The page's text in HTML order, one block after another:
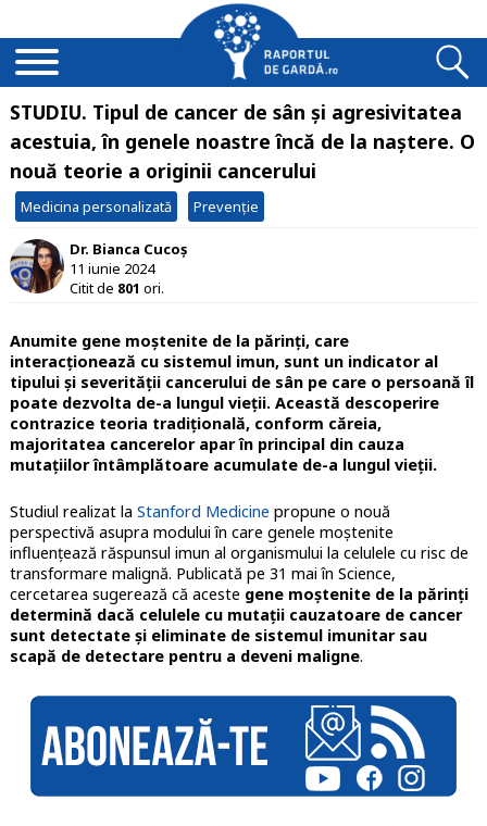
STUDIU. Tipul de cancer de sân și agresivitatea
acestuia, în genele noastre încă de la naştere. O
nouă teorie a originii cancerului
Medicina personalizată Prevenție
Dr. Bianca Cucoș
11 iunie 2024
Citit de 801 ori.
Anumite gene moștenite de la părinți, care
interacționează cu sistemul imun, sunt un indicator al
tipului și severității cancerului de sân pe care o persoană îl
poate dezvolta de-a lungul vieții. Această descoperire
contrazice teoria tradițională, conform căreia,
majoritatea cancerelor apar în principal din cauza
mutațiilor întâmplătoare acumulate de-a lungul vieții.
Studiul realizat la Stanford Medicine propune o nouă
perspectivă asupra modului în care genele moștenite
influențează răspunsul imun al organismului la celulele cu risc de
transformare malignă. Publicată pe 31 mai în Science,
cercetarea sugerează că aceste gene moștenite de la părinți
determină dacă celulele cu mutații cauzatoare de cancer
sunt detectate și eliminate de sistemul imunitar sau
scapă de detectare pentru a deveni maligne.